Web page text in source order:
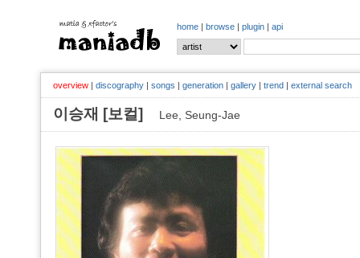
home | browse | plugin | api
overview | discography | songs | generation | gallery | trend | external search
이승재 [보컬] Lee, Seung-Jae